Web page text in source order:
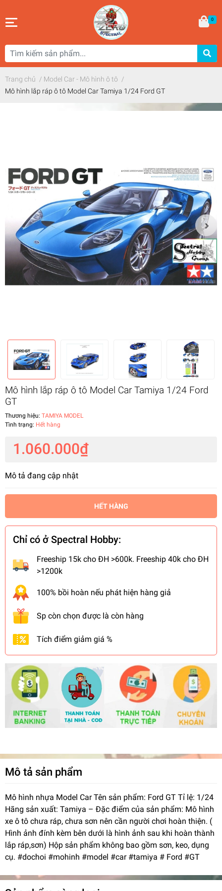
0
Trang chủ / Model Car - Mô hình ô tô /
Mô hình lắp ráp ô tô Model Car Tamiya 1/24 Ford GT
Mô hình lắp ráp ô tô Model Car Tamiya 1/24 Ford
GT
Thương hiệu: TAMIYA MODEL
Tình trạng: Hết hàng
1.060.000₫
Mô tả đang cập nhật
HẾT HÀNG
Chỉ có ở Spectral Hobby:
Freeship 15k cho ĐH >600k. Freeship 40k cho ĐH
>1200k
100% bồi hoàn nếu phát hiện hàng giả
Sp còn chọn được là còn hàng
Tích điểm giảm giá %
Mô tả sản phẩm
Mô hình nhựa Model Car Tên sản phẩm: Ford GT Tỉ lệ: 1/24
Hãng sản xuất: Tamiya – Đặc điểm của sản phẩm: Mô hình
xe ô tô chưa ráp, chưa sơn nên cần người chơi hoàn thiện. (
Hình ảnh đính kèm bên dưới là hình ảnh sau khi hoàn thành
lắp ráp,sơn) Hộp sản phẩm không bao gồm sơn, keo, dụng
cụ. #dochoi #mohinh #model #car #tamiya # Ford #GT